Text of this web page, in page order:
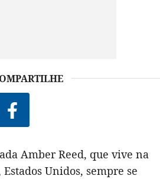
Amber Reed, que vive na
Unidos, sempre se